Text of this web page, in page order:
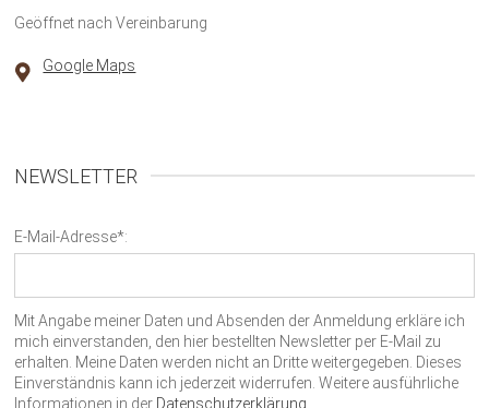
Geöffnet nach Vereinbarung
Google Maps
NEWSLETTER
E-Mail-Adresse*:
Mit Angabe meiner Daten und Absenden der Anmeldung erkläre ich
mich einverstanden, den hier bestellten Newsletter per E-Mail zu
erhalten. Meine Daten werden nicht an Dritte weitergegeben. Dieses
Einverständnis kann ich jederzeit widerrufen. Weitere ausführliche
Informationen in der Datenschutzerklärung